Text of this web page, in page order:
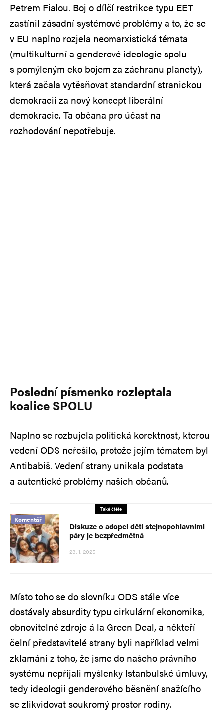
Petrem Fialou. Boj o dílčí restrikce typu EET
zastínil zásadní systémové problémy a to, že se
v EU naplno rozjela neomarxistická témata
(multikulturní a genderové ideologie spolu
s pomýleným eko bojem za záchranu planety),
která začala vytěsňovat standardní stranickou
demokracii za nový koncept liberální
demokracie. Ta občana pro účast na
rozhodování nepotřebuje.
Poslední písmenko rozleptala
koalice SPOLU
Naplno se rozbujela politická korektnost, kterou
vedení ODS neřešilo, protože jejím tématem byl
Antibabiš. Vedení strany unikala podstata
a autentické problémy našich občanů.
Také čtěte
Komentář
Diskuze o adopci dětí stejnopohlavními
páry je bezpředmětná
23. 1. 2025
Místo toho se do slovníku ODS stále více
dostávaly absurdity typu cirkulární ekonomika,
obnovitelné zdroje á la Green Deal, a někteří
čelní představitelé strany byli například velmi
zklamáni z toho, že jsme do našeho právního
systému nepřijali myšlenky Istanbulské úmluvy,
tedy ideologii genderového běsnění snažícího
se zlikvidovat soukromý prostor rodiny.